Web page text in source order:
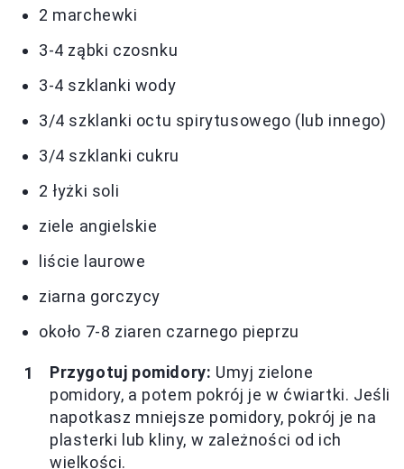
2 marchewki
3-4 ząbki czosnku
3-4 szklanki wody
3/4 szklanki octu spirytusowego (lub innego)
3/4 szklanki cukru
2 łyżki soli
ziele angielskie
liście laurowe
ziarna gorczycy
około 7-8 ziaren czarnego pieprzu
Przygotuj pomidory: Umyj zielone
pomidory, a potem pokrój je w ćwiartki. Jeśli
napotkasz mniejsze pomidory, pokrój je na
plasterki lub kliny, w zależności od ich
wielkości.